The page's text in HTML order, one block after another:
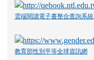
雲端閱讀電子書整合查詢系統
教育部性別平等全球資訊網